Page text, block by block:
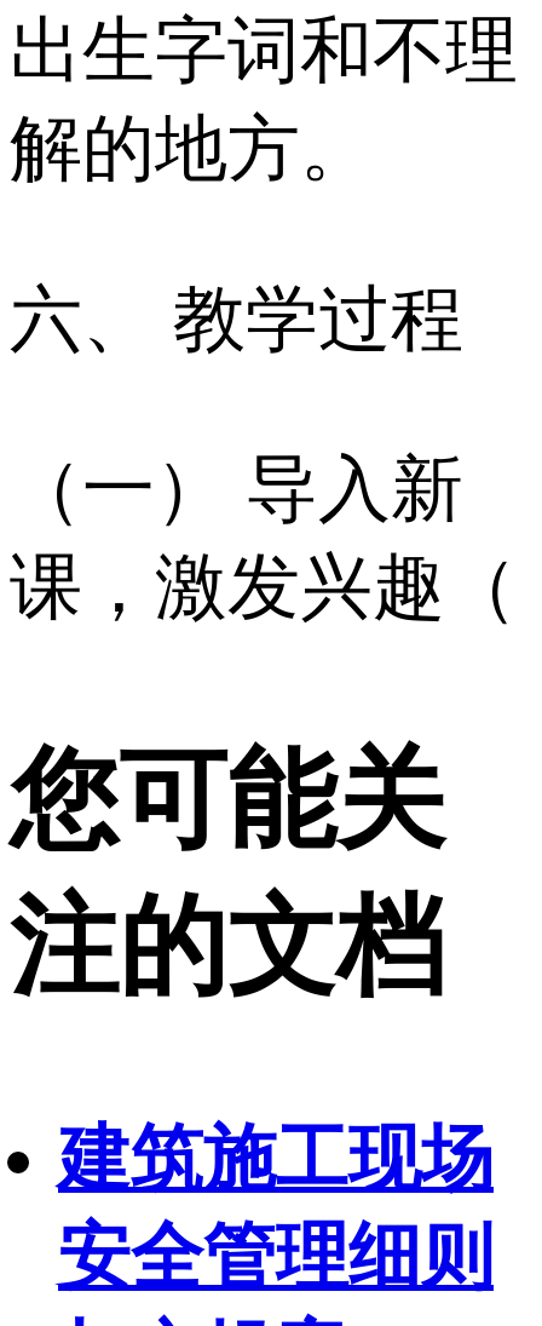
出生字词和不理
解的地方。
六、 教学过程
（一） 导入新
课，激发兴趣（
您可能关
注的文档
建筑施工现场
安全管理细则